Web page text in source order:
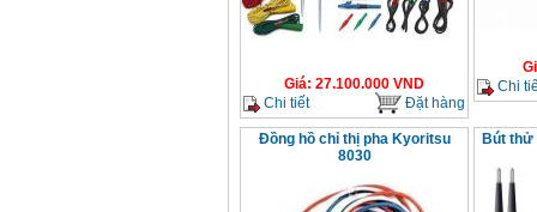
Giá: 27.100.000 VND
Chi tiết
Đặt hàng
Chi
Đồng hồ chỉ thị pha Kyoritsu
8030
Bút thử